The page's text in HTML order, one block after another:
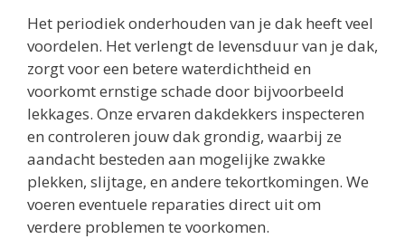
Het periodiek onderhouden van je dak heeft veel
voordelen. Het verlengt de levensduur van je dak,
zorgt voor een betere waterdichtheid en
voorkomt ernstige schade door bijvoorbeeld
lekkages. Onze ervaren dakdekkers inspecteren
en controleren jouw dak grondig, waarbij ze
aandacht besteden aan mogelijke zwakke
plekken, slijtage, en andere tekortkomingen. We
voeren eventuele reparaties direct uit om
verdere problemen te voorkomen.